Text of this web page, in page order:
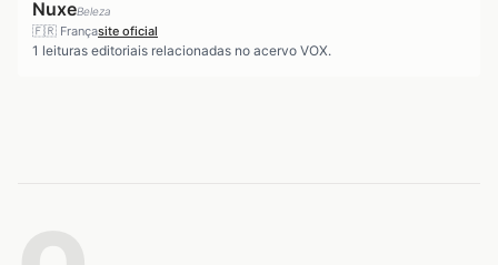
NuxeBeleza
🇫🇷 Françasite oficial
1 leituras editoriais relacionadas no acervo VOX.